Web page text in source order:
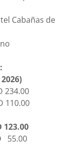
Cabañas de
123.00​